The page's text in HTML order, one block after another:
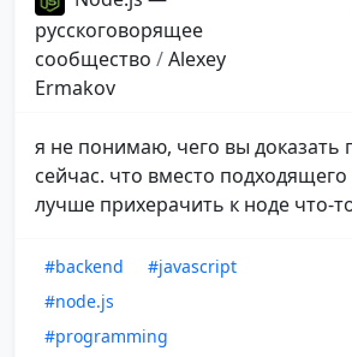
русскоговорящее
сообщество /Alexey
Ermakov
я не понимаю, чего вы доказать
сейчас. что вместо
лучше прихерачить к ноде что-
#backend
#javascript
#node.js
#programming